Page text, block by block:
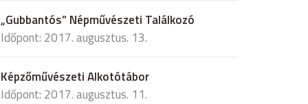
„Gubbantós” Népművészeti Találkozó
Időpont: 2017. augusztus. 13.
Képzőművészeti Alkotótábor
Időpont: 2017. augusztus. 11.